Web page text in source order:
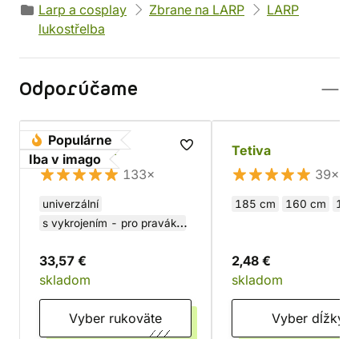
Larp a cosplay
Zbrane na LARP
LARP
lukostřelba
Odporúčame
Populárne
Iba v imago
Drevený luk
133×
univerzální
s vykrojením - pro praváky
33,57 €
skladom
Vyber rukoväte
Tetiva
39×
185 cm 160 cm
2,48 €
skladom
Vyber dĺžky